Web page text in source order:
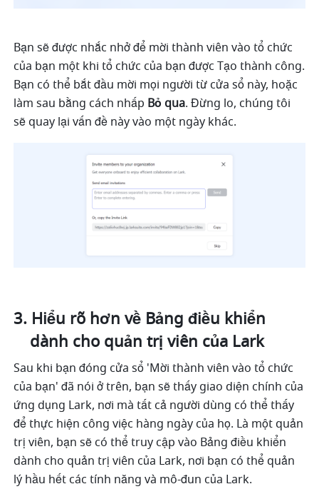
Bạn sẽ được nhắc nhở để mời thành viên vào tổ chức
của bạn một khi tổ chức của bạn được Tạo thành công.
Bạn có thể bắt đầu mời mọi người từ cửa sổ này, hoặc
làm sau bằng cách nhấp Bỏ qua. Đừng lo, chúng tôi
sẽ quay lại vấn đề này vào một ngày khác.
Hiểu rõ hơn về Bảng điều khiển
dành cho quản trị viên của Lark
Sau khi bạn đóng cửa sổ 'Mời thành viên vào tổ chức
của bạn' đã nói ở trên, bạn sẽ thấy giao diện chính của
ứng dụng Lark, nơi mà tất cả người dùng có thể thấy
để thực hiện công việc hàng ngày của họ. Là một quản
trị viên, bạn sẽ có thể truy cập vào Bảng điều khiển
dành cho quản trị viên của Lark, nơi bạn có thể quản
lý hầu hết các tính năng và mô-đun của Lark.